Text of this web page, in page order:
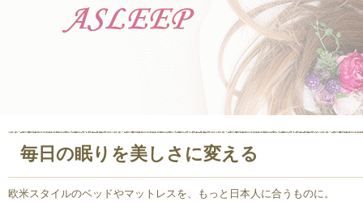
毎日の眠りを美しさに変える
欧米スタイルのベッドやマットレスを、もっと日本人に合うものに。